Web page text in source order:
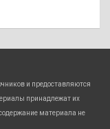
и предоставляются
принадлежат их
материала не